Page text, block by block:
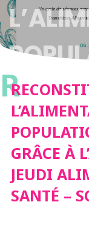
PASSÉ
JEUDI
–
R
GRÂCE À
JEUDI
SANTÉ –